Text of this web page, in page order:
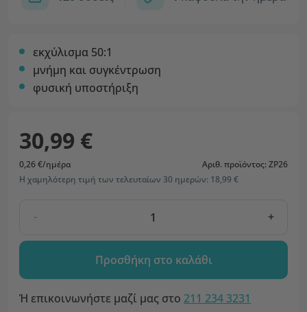
εκχύλισμα 50:1
μνήμη και συγκέντρωση
φυσική υποστήριξη
30,99 €
0,26 €/ημέρα
Αριθ. προϊόντος: ZP26
Η χαμηλότερη τιμή των τελευταίων 30 ημερών: 18,99 €
- +
Προσθήκη στο καλάθι
Ή επικοινωνήστε μαζί μας στο 211 234 3231